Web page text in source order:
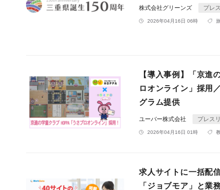
株式会社グリーンズ プレ
2026年04月16日 06時
【導入事例】「京進
ロオンライン」採用
グラム提供
ユーバー株式会社 プレス
2026年04月16日 01時
求人サイトに一括配
「ジョブモア」と業